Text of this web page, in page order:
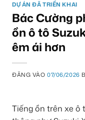
DỰ ÁN ĐÃ TRIỂN KHAI
Bác Cường
ồn ô tô
êm ái hơn
ĐĂNG VÀO07/06/2026
Tiếng ồn trên xe ô